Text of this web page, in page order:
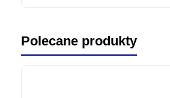
Polecane produkty